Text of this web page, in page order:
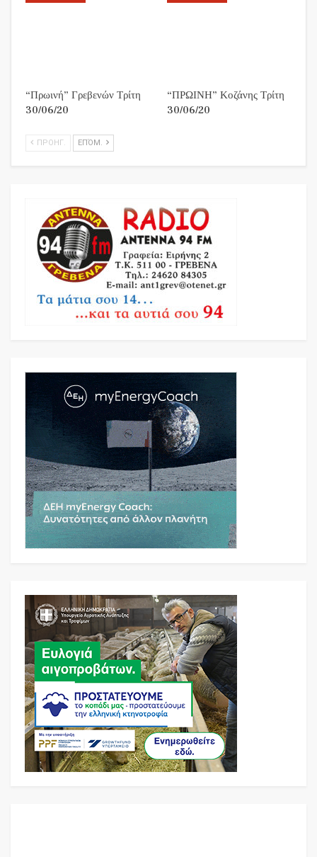
“Πρωινή” Γρεβενών Τρίτη
30/06/20
“ΠΡΩΙΝΗ” Κοζάνης Τρίτη
30/06/20
ΠΡΟΗΓ. ΕΠΌΜ.